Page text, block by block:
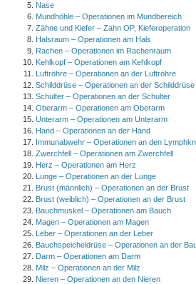
Nase
Mundhöhle – Operationen im Mundbereich
Zähne und Kiefer – Zahn OP, Kieferoperation
Halsraum – Operationen am Hals
Rachen – Operationen im Rachenraum
Kehlkopf – Operationen am Kehlkopf
Luftröhre – Operationen an der Luftröhre
Schilddrüse – Operationen an der Schilddrüse
Schulter – Operationen an der Schulter
Oberarm – Operationen am Oberarm
Unterarm – Operationen am Unterarm
Hand – Operationen an der Hand
Immunabwehr – Operationen an den
Zwerchfell – Operationen am Zwerchfell
Herz – Operationen am Herz
Lunge – Operationen an der Lunge
Brust (männlich) – Operationen an der Brust
Brust (weiblich) – Operationen an der Brust
Bauchmuskel – Operationen am Bauch
Magen – Operationen am Magen
Leber – Operationen an der Leber
Bauchspeicheldrüse – Operationen an der
Darm – Operationen am Darm
Milz – Operationen an der Milz
Nieren – Operationen an den Nieren